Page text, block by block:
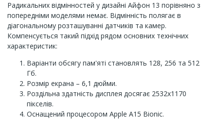
Радикальних відмінностей у дизайні Айфон 13 порівняно з
попередніми моделями немає. Відмінність полягає в
діагональному розташуванні датчиків та камер.
Компенсується такий підхід рядом основних технічних
характеристик:
Варіанти обсягу пам'яті становлять 128, 256 та 512
Гб.
Розмір екрана – 6,1 дюйми.
Роздільна здатність дисплея досягає 2532х1170
пікселів.
Оснащений процесором Apple A15 Bionic.